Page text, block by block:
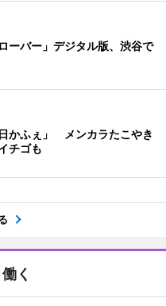
ーバー」デジタル版、渋谷で
かふぇ」 メンカラたこやき
チゴも
く